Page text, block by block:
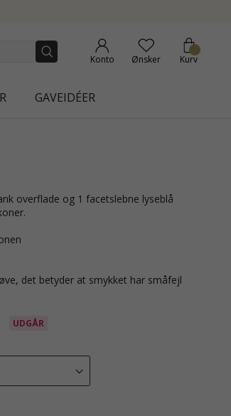
Konto Ønsker Kurv
GAVEIDÉER
det betyder at smykket har småfejl
UDGÅR